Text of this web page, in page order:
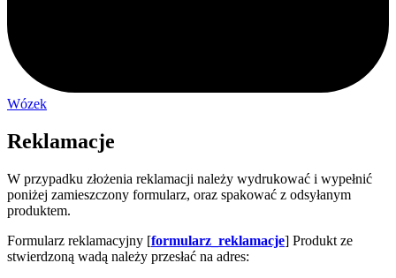
Wózek
Reklamacje
W przypadku złożenia reklamacji należy wydrukować i wypełnić
poniżej zamieszczony formularz, oraz spakować z odsyłanym
produktem.
Formularz reklamacyjny [formularz_reklamacje] Produkt ze
stwierdzoną wadą należy przesłać na adres: